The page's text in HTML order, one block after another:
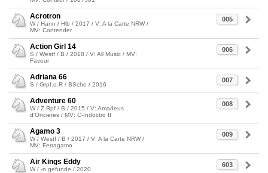
005
Acrotron
W / Hann / Hlb / 2017 / V: A la Carte NRW /
MV: Contender
006
Action Girl 14
S / Westf / B / 2018 / V: All Music / MV:
Faveur
007
Adriana 66
S / Grpf.o.R / BSche / 2016
008
Adventure 60
W / Z.Rpf / B / 2015 / V: Amadeus
d'Oncieres / MV: C-Indoctro II
009
Agamo 3
W / Westf / B / 2017 / V: A la Carte NRW /
MV: Ferragamo
603
Air Kings Eddy
W / -n.gefunde / 2020